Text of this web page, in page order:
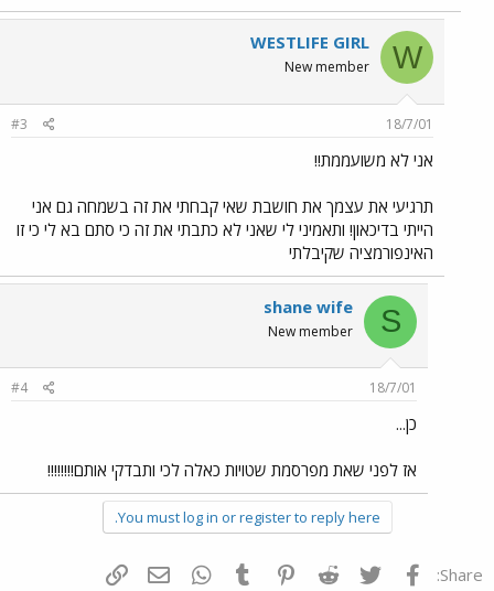
W
WESTLIFE GIRL
New member
18/7/01
#3
אני לא משועממת!!
תרגיעי את עצמך את חושבת שאי קבחתי את זה בשמחה גם אני
הייתי בדיכאון! ותאמיני לי שאני לא כתבתי את זה כי סתם בא לי כי זו
האינפורמציה שקיבלתי
S
shane wife
New member
18/7/01
#4
כן...
אז לפני שאת מפרסמת שטויות כאלה לכי ותבדקי אותם!!!!!!!!
You must log in or register to reply here.
Share: פייסבוק Twitter
Reddit
Pinterest
Tumblr
WhatsAppדואר אלקטרוני